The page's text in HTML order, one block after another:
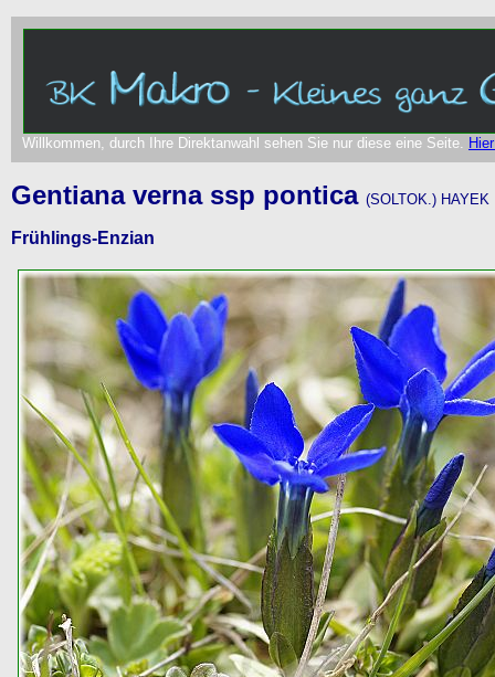
Willkommen, durch Ihre Direktanwahl sehen Sie nur diese eine Seite.
Gentiana verna ssp pontica (SOLTOK.) HAYEK
Frühlings-Enzian